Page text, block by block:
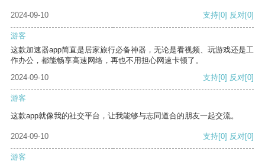
2024-09-10 支持[0] 反对[0]
游客
这款加速器app简直是居家旅行必备神器，无论是看视频、玩游戏还是工
作办公，都能畅享高速网络，再也不用担心网速卡顿了。
2024-09-10
支持[0] 反对[0]
游客
这款app就像我的社交平台，让我能够与志同道合的朋友一起交流。
2024-09-10 支持[0] 反对[0]
游客